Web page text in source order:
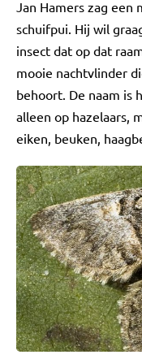
Jan Hamers zag
schuifpui. Hij wil
insect dat op dat
mooie nachtvlinder
behoort. De naam is
alleen op hazelaars,
eiken, beuken,